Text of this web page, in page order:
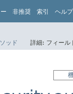
非推奨 索引 ヘルプ
ッド 詳細: フィー